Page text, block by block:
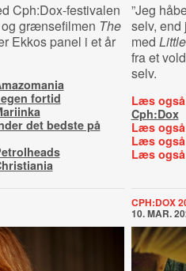
Cph:Dox-festivalen
og grænsefilmen The
Ekkos panel i et år
fortid
det bedste på
”Jeg
selv, end
med
fra et
selv.
Læs
Cph:Dox
Læs
Læs
Læs
CPH:DOX
10. MAR.